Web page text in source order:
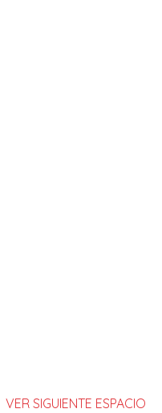
VER SIGUIENTE ESPACIO